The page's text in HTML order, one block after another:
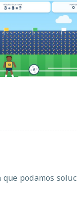
Partido de sumas
podamos